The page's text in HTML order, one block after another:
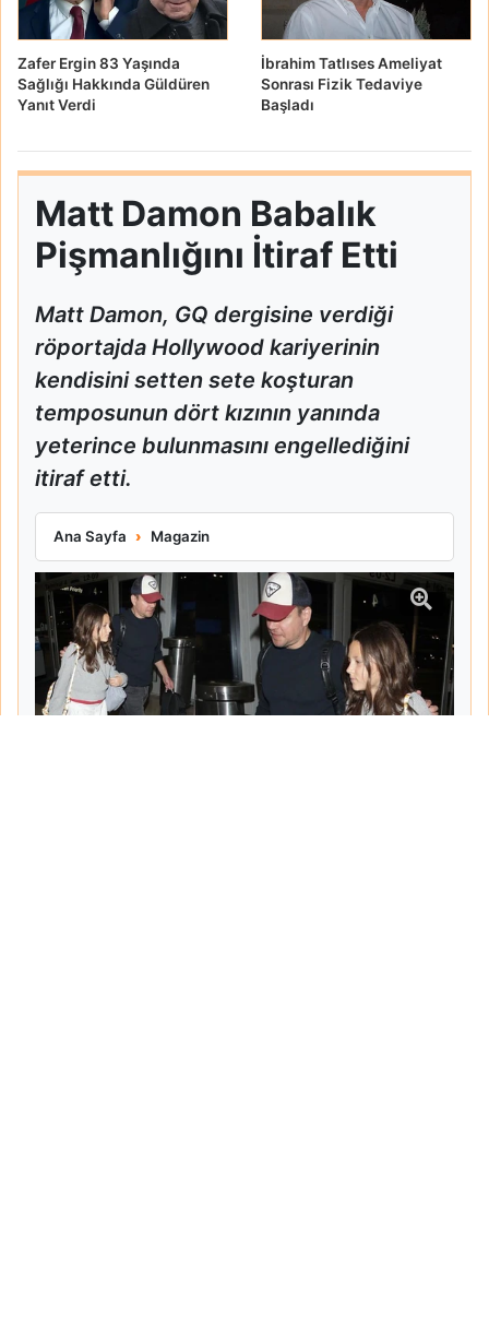
Zafer Ergin 83 Yaşında
Sağlığı Hakkında Güldüren
Yanıt Verdi
İbrahim Tatlıses Ameliyat
Sonrası Fizik Tedaviye
Başladı
Matt Damon Babalık
Pişmanlığını İtiraf Etti
Matt Damon, GQ dergisine verdiği
röportajda Hollywood kariyerinin
kendisini setten sete koşturan
temposunun dört kızının yanında
yeterince bulunmasını engellediğini
itiraf etti.
Ana Sayfa Magazin
Matt Damon Babalık Pişmanlığını İtiraf Etti